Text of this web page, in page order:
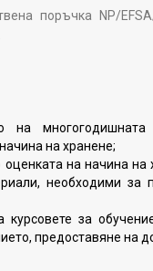
поръчка NP/
на
на хранене;
на начина на
необходими за
за
предоставяне на